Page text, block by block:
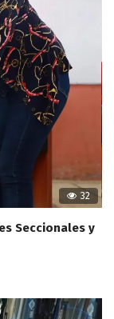
32
Seccionales y